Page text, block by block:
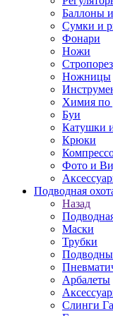
Баллоны
Сумки и
Фонари
Ножи
Ножницы
Химия по
Буи
Катушки
Крюки
Фото и
Подводная
Назад
Маски
Трубки
Арбалеты
Слинги